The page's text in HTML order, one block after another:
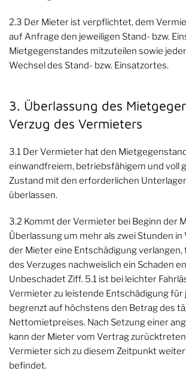
2.3 Der Mieter ist verpflichtet, dem
auf Anfrage den jeweiligen Stand- bzw.
Mietgegenstandes mitzuteilen sowie
Wechsel des Stand- bzw. Einsatzortes.
3. Überlassung des
Verzug des Vermieters
3.1 Der Vermieter hat den
einwandfreiem, betriebsfähigem und voll
Zustand mit den erforderlichen
überlassen.
3.2 Kommt der Vermieter bei Beginn der
Überlassung um mehr als zwei Stunden in
der Mieter eine Entschädigung verlangen,
des Verzuges nachweislich ein Schaden
Unbeschadet Ziff. 5.1 ist bei leichter
Vermieter zu leistende Entschädigung
begrenzt auf höchstens den Betrag des
Nettomietpreises. Nach Setzung einer
kann der Mieter vom Vertrag
Vermieter sich zu diesem Zeitpunkt
befindet.